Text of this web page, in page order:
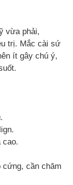
vừa phải,
trị. Mắc cài sứ
ít gây chú ý,
cao.
cứng, cần chăm